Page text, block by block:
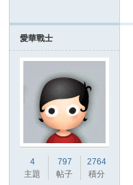
愛華戰士
4
主題
797
帖子
2764
積分